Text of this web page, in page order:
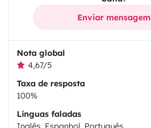
Enviar mensagem
Nota global
4,67/5
Taxa de resposta
100%
Línguas faladas